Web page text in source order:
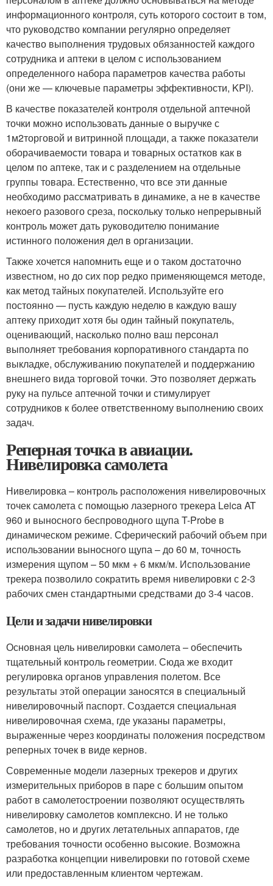
информационного контроля, суть которого состоит в том,
что руководство компании регулярно определяет
качество выполнения трудовых обязанностей каждого
сотрудника и аптеки в целом с использованием
определенного набора параметров качества работы
(они же — ключевые параметры эффективности, KPI).
В качестве показателей контроля отдельной аптечной
точки можно использовать данные о выручке с
1м2торговой и витринной площади, а также показатели
оборачиваемости товара и товарных остатков как в
целом по аптеке, так и с разделением на отдельные
группы товара. Естественно, что все эти данные
необходимо рассматривать в динамике, а не в качестве
некоего разового среза, поскольку только непрерывный
контроль может дать руководителю понимание
истинного положения дел в организации.
Также хочется напомнить еще и о таком достаточно
известном, но до сих пор редко применяющемся методе,
как метод тайных покупателей. Используйте его
постоянно — пусть каждую неделю в каждую вашу
аптеку приходит хотя бы один тайный покупатель,
оценивающий, насколько полно ваш персонал
выполняет требования корпоративного стандарта по
выкладке, обслуживанию покупателей и поддержанию
внешнего вида торговой точки. Это позволяет держать
руку на пульсе аптечной точки и стимулирует
сотрудников к более ответственному выполнению своих
задач.
Реперная точка в авиации.
Нивелировка самолета
Нивелировка – контроль расположения нивелировочных
точек самолета с помощью лазерного трекера Leica AT
960 и выносного беспроводного щупа T-Probe в
динамическом режиме. Сферический рабочий объем при
использовании выносного щупа – до 60 м, точность
измерения щупом – 50 мкм + 6 мкм/м. Использование
трекера позволило сократить время нивелировки с 2-3
рабочих смен стандартными средствами до 3-4 часов.
Цели и задачи нивелировки
Основная цель нивелировки самолета – обеспечить
тщательный контроль геометрии. Сюда же входит
регулировка органов управления полетом. Все
результаты этой операции заносятся в специальный
нивелировочный паспорт. Создается специальная
нивелировочная схема, где указаны параметры,
выраженные через координаты положения посредством
реперных точек в виде кернов.
Современные модели лазерных трекеров и других
измерительных приборов в паре с большим опытом
работ в самолетостроении позволяют осуществлять
нивелировку самолетов комплексно. И не только
самолетов, но и других летательных аппаратов, где
требования точности особенно высокие. Возможна
разработка концепции нивелировки по готовой схеме
или предоставленным клиентом чертежам.